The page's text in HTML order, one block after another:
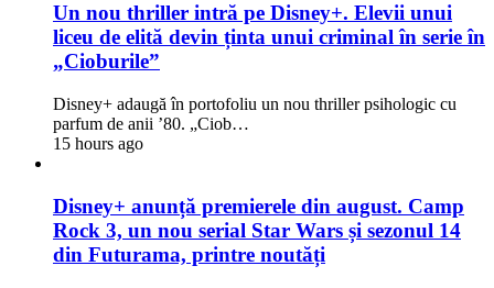
Un nou thriller intră pe Disney+. Elevii unui
liceu de elită devin ținta unui criminal în serie în
„Cioburile”
Disney+ adaugă în portofoliu un nou thriller psihologic cu
parfum de anii ’80. „Ciob…
15 hours ago
Disney+ anunță premierele din august. Camp
Rock 3, un nou serial Star Wars și sezonul 14
din Futurama, printre noutăți